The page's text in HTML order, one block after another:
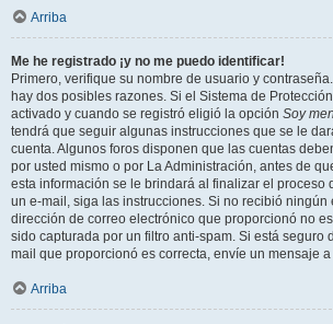
Arriba
Me he registrado ¡y no me puedo identificar!
Primero, verifique su nombre de usuario y
hay dos posibles razones. Si el Sistema de
activado y cuando se registró eligió la opción Soy
tendrá que seguir algunas instrucciones que se le
cuenta. Algunos foros disponen que las cuentas
por usted mismo o por La Administración, antes de
esta información se le brindará al finalizar el proceso
un e-mail, siga las instrucciones. Si no recibió ningún
dirección de correo electrónico que proporcionó no
sido capturada por un filtro anti-spam. Si está seguro
mail que proporcionó es correcta, envíe un mensaje
Arriba